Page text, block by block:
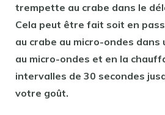
trempette au crabe dans le
Cela peut être fait soit en
au crabe au micro-ondes
au micro-ondes et en la
intervalles de 30 secondes
votre goût.